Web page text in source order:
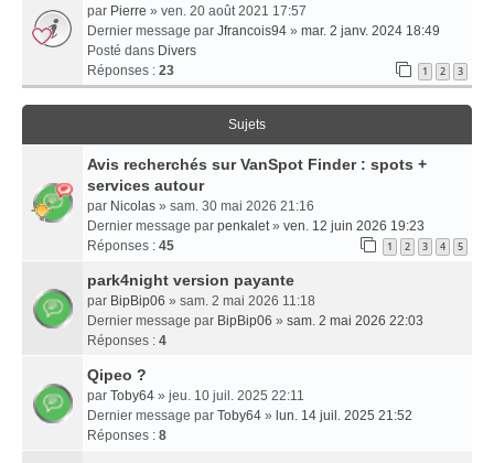
par Pierre » ven. 20 août 2021 17:57
Dernier message par Jfrancois94 » mar. 2 janv. 2024 18:49
Posté dans Divers
Réponses : 23 1 2 3
Sujets
Avis recherchés sur VanSpot Finder : spots +
services autour
par Nicolas » sam. 30 mai 2026 21:16
Dernier message par penkalet» ven. 12 juin 2026 19:23
Réponses : 45 1 2 3 4 5
park4night version payante
par BipBip06 » sam. 2 mai 2026 11:18
Dernier message par BipBip06 » sam. 2 mai 2026 22:03
Réponses : 4
Qipeo ?
par Toby64 » jeu. 10 juil. 2025 22:11
Dernier message par Toby64 » lun. 14 juil. 2025 21:52
Réponses : 8